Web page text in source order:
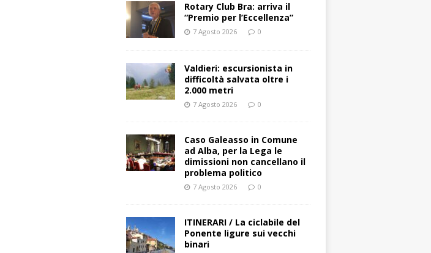
Rotary Club Bra: arriva il
“Premio per l’Eccellenza”
7 Agosto 2026 0
Valdieri: escursionista in
difficoltà salvata oltre i
2.000 metri
7 Agosto 2026 0
Caso Galeasso in Comune
ad Alba, per la Lega le
dimissioni non cancellano il
problema politico
7 Agosto 2026 0
ITINERARI / La ciclabile del
Ponente ligure sui vecchi
binari